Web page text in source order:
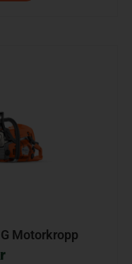
Motorkropp